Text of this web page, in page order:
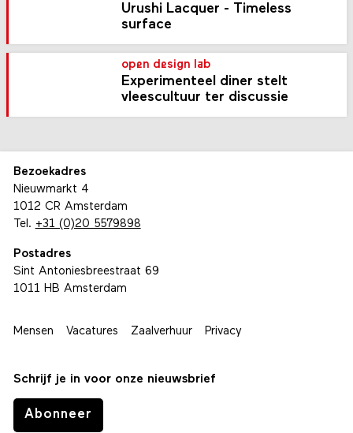
Urushi Lacquer - Timeless
surface
open design lab
Experimenteel diner stelt
vleescultuur ter discussie
Bezoekadres
Nieuwmarkt 4
1012 CR Amsterdam
Tel. +31 (0)20 5579898
Postadres
Sint Antoniesbreestraat 69
1011 HB Amsterdam
Mensen Vacatures Zaalverhuur Privacy
Schrijf je in voor onze nieuwsbrief
Abonneer